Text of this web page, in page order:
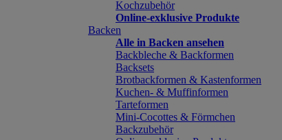
Kochzubehör
Online-exklusive Produkte
Backen
Alle in Backen ansehen
Backbleche & Backformen
Backsets
Brotbackformen & Kastenformen
Kuchen- & Muffinformen
Tarteformen
Mini-Cocottes & Förmchen
Backzubehör